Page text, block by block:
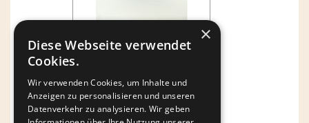
×
Diese Webseite verwendet
Cookies.
Wir verwenden Cookies, um Inhalte und
Anzeigen zu personalisieren und unseren
Datenverkehr zu analysieren. Wir geben